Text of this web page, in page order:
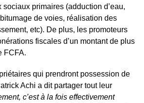
primaires (adduction d’eau,
de voies, réalisation des
etc). De plus, les promoteurs
fiscales d’un montant de plus
FCFA.
qui prendront possession de
Achi a dit partager tout leur
c’est à la fois effectivement